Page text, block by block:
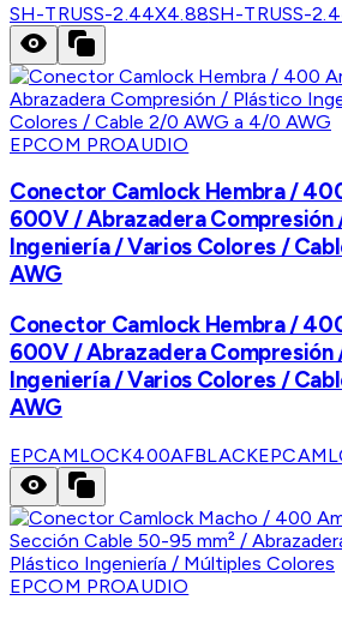
SH-TRUSS-2.44X4.88SH-TRUSS-
EPCOM PROAUDIO
Conector Camlock Hembra /
600V / Abrazadera Compresión
Ingeniería / Varios Colores /
AWG
Conector Camlock Hembra /
600V / Abrazadera Compresión
Ingeniería / Varios Colores /
AWG
EPCAMLOCK400AFBLACK
EPCOM PROAUDIO